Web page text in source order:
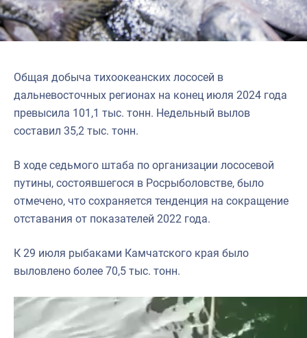
Общая добыча тихоокеанских лососей в
дальневосточных регионах на конец июля 2024 года
превысила 101,1 тыс. тонн. Недельный вылов
составил 35,2 тыс. тонн.
В ходе седьмого штаба по организации лососевой
путины, состоявшегося в Росрыболовстве, было
отмечено, что сохраняется тенденция на сокращение
отставания от показателей 2022 года.
К 29 июля рыбаками Камчатского края было
выловлено более 70,5 тыс. тонн.